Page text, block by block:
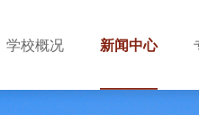
学校概况 新闻中心